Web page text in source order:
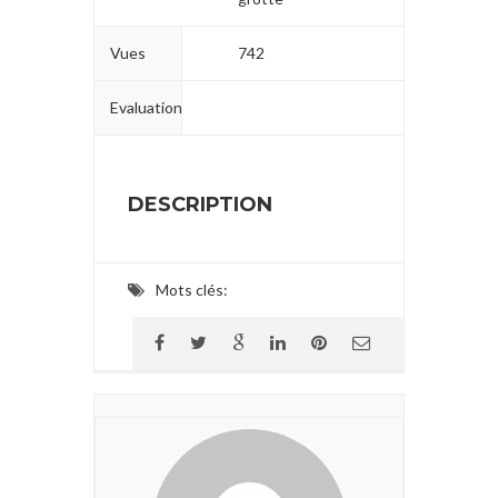
Vues 742
Evaluation
DESCRIPTION
Mots clés: